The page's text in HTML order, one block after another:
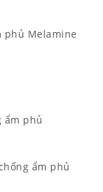
phủ Melamine
ẩm phủ
ẩm phủ